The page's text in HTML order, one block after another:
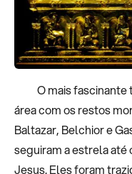
O mais
área com os restos
Baltazar, Belchior e
seguiram a estrela
Jesus. Eles foram